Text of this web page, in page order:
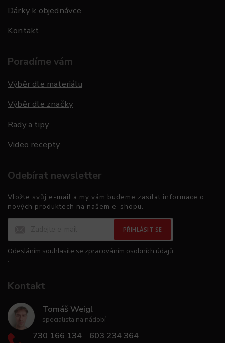
Dárky k objednávce
Kontakt
Poradíme vám
Výběr dle materiálu
Výběr dle značky
Rady a tipy
Video recepty
Odebírat newsletter
Vložte svůj e-mail a my vám budeme zasílat informace o
nových produktech na našem e-shopu.
PŘIHLÁSIT SE
Odesláním souhlasíte se zpracováním osobních údajů
.
Kontakt
Tomáš Weigl
specialista na nádobí
730 166 134 603 234 364